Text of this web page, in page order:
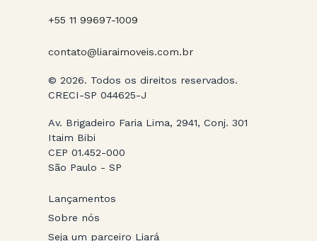
+55 11 99697-1009
contato@liaraimoveis.com.br
© 2026. Todos os direitos reservados.
CRECI-SP 044625-J
Av. Brigadeiro Faria Lima, 2941, Conj. 301
Itaim Bibi
CEP 01.452-000
São Paulo - SP
Lançamentos
Sobre nós
Seja um parceiro Liará